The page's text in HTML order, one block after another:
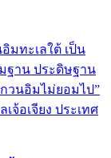
มทะเลใต้ เป็น
ฐาน ประดิษฐาน
วนอิมไม่ยอมไป”
จ้อเจียง ประเทศ